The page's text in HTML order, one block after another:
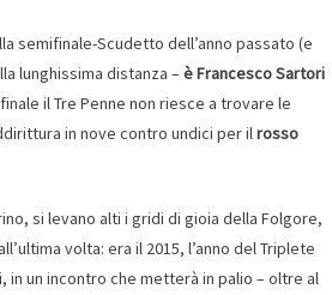
semifinale-Scudetto dell’anno passato (e
lunghissima distanza –è Francesco Sartori
il Tre Penne non riesce a trovare le
in nove contro undici per ilrosso
si levano alti i gridi di gioia della Folgore,
volta: era il 2015, l’anno del Triplete
in un incontro che metterà in palio – oltre al